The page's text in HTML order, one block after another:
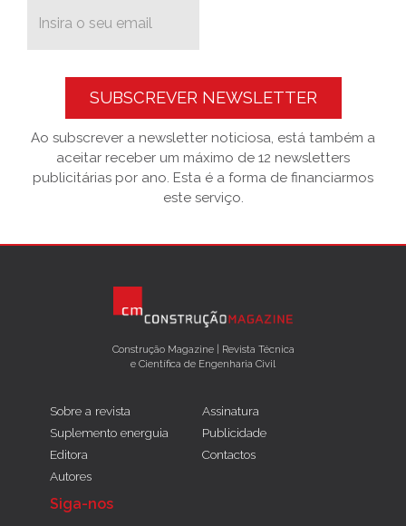
SUBSCREVER NEWSLETTER
Ao subscrever a newsletter noticiosa, está também a
aceitar receber um máximo de 12 newsletters
publicitárias por ano. Esta é a forma de financiarmos
este serviço.
Construção Magazine | Revista Técnica
e Científica de Engenharia Civil
Sobre a revista
Suplemento energuia
Editora
Autores
Assinatura
Publicidade
Contactos
Siga-nos